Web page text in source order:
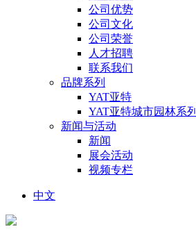
公司优势
公司文化
公司荣誉
人才招聘
联系我们
品牌系列
YAT亚特
YAT亚特城市园林系列
新闻与活动
新闻
展会活动
视频专栏
中文